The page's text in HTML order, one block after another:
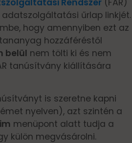
Rendszer (FAR)
űrlap linkjét.
hogy amennyiben ezt az
hozzáféréstől
belül nem tölti ki és nem
tanúsítvány kiállítására
is szeretne kapni
nyelven), azt szintén a
menüpont alatt tudja a
külön megvásárolni.